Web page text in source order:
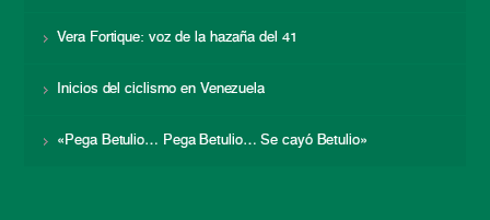
Vera Fortique: voz de la hazaña del 41
Inicios del ciclismo en Venezuela
«Pega Betulio… Pega Betulio… Se cayó Betulio»